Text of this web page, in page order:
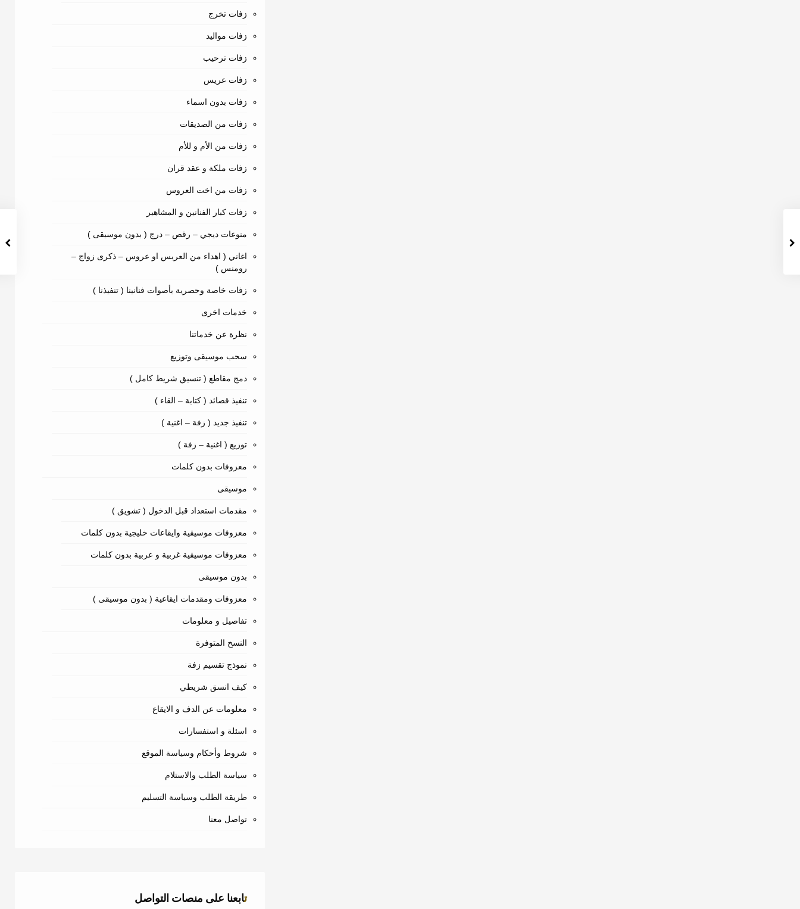
زفات تخرج
زفات مواليد
زفات ترحيب
زفات عريس
زفات بدون اسماء
زفات من الصديقات
زفات من الأم و للأم
زفات ملكة و عقد قران
زفات من اخت العروس
زفات كبار الفنانين و المشاهير
منوعات ديجي – رقص – درج ( بدون موسيقى )
اغاني ( اهداء من العريس او عروس – ذكرى زواج –
رومنس )
زفات خاصة وحصرية بأصوات فنانينا ( تنفيذنا )
خدمات اخرى
نظرة عن خدماتنا
سحب موسيقى وتوزيع
دمج مقاطع ( تنسيق شريط كامل )
تنفيذ قصائد ( كتابة – القاء )
تنفيذ جديد ( زفة – اغنية )
توزيع ( اغنية – زفة )
معزوفات بدون كلمات
موسيقى
مقدمات استعداد قبل الدخول ( تشويق )
معزوفات موسيقية وايقاعات خليجية بدون كلمات
معزوفات موسيقية غربية و عربية بدون كلمات
بدون موسيقى
معزوفات ومقدمات ايقاعية ( بدون موسيقى )
تفاصيل و معلومات
النسخ المتوفرة
نموذج تقسيم زفة
كيف انسق شريطي
معلومات عن الدف و الايقاع
اسئلة و استفسارات
شروط وأحكام وسياسة الموقع
سياسة الطلب والاستلام
طريقة الطلب وسياسة التسليم
تواصل معنا
تابعنا على منصات التواصل